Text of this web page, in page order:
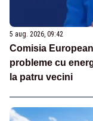
5 aug. 2026, 09:42
Comisia
probleme cu
la patru vecini